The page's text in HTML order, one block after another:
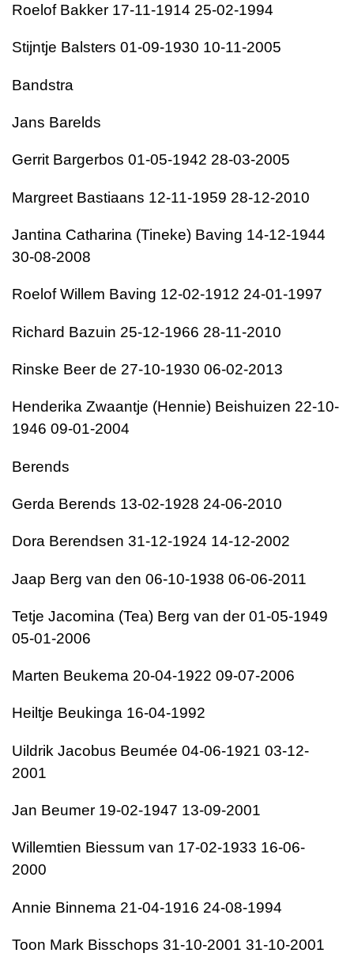
Roelof Bakker 17-11-1914 25-02-1994
Stijntje Balsters 01-09-1930 10-11-2005
Bandstra
Jans Barelds
Gerrit Bargerbos 01-05-1942 28-03-2005
Margreet Bastiaans 12-11-1959 28-12-2010
Jantina Catharina (Tineke) Baving 14-12-1944
30-08-2008
Roelof Willem Baving 12-02-1912 24-01-1997
Richard Bazuin 25-12-1966 28-11-2010
Rinske Beer de 27-10-1930 06-02-2013
Henderika Zwaantje (Hennie) Beishuizen 22-10-
1946 09-01-2004
Berends
Gerda Berends 13-02-1928 24-06-2010
Dora Berendsen 31-12-1924 14-12-2002
Jaap Berg van den 06-10-1938 06-06-2011
Tetje Jacomina (Tea) Berg van der 01-05-1949
05-01-2006
Marten Beukema 20-04-1922 09-07-2006
Heiltje Beukinga 16-04-1992
Uildrik Jacobus Beumée 04-06-1921 03-12-
2001
Jan Beumer 19-02-1947 13-09-2001
Willemtien Biessum van 17-02-1933 16-06-
2000
Annie Binnema 21-04-1916 24-08-1994
Toon Mark Bisschops 31-10-2001 31-10-2001